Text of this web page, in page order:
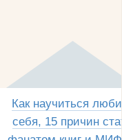
Как научиться
себя, 15 причин